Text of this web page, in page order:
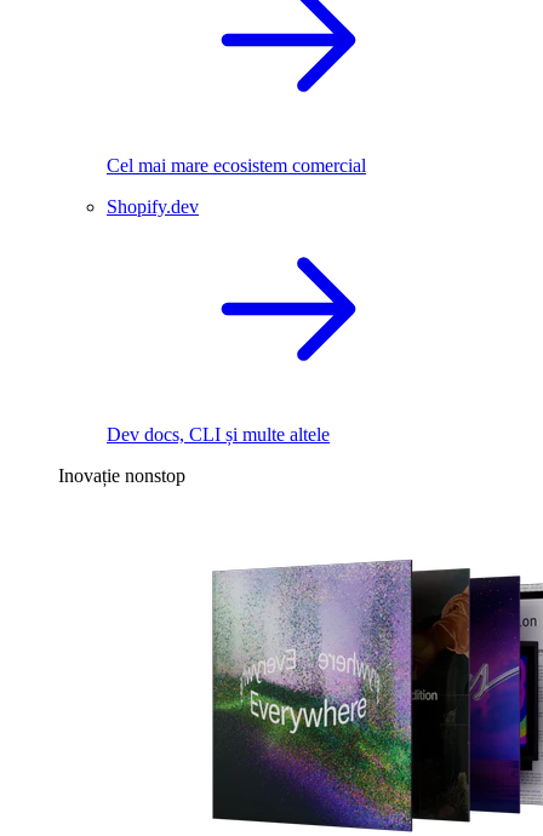
Cel mai mare ecosistem comercial
Shopify.dev
Dev docs, CLI și multe altele
Inovație nonstop